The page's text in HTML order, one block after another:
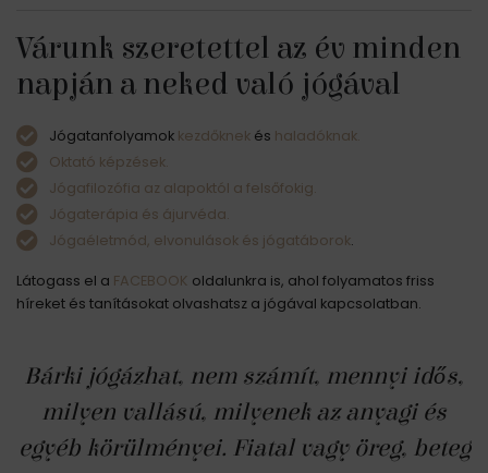
Várunk szeretettel az év minden
napján a neked való jógával
Jógatanfolyamok kezdőknek és haladóknak.
Oktató képzések.
Jógafilozófia az alapoktól a felsőfokig.
Jógaterápia és ájurvéda.
Jógaéletmód, elvonulások és jógatáborok.
Látogass el a FACEBOOK oldalunkra is, ahol folyamatos friss
híreket és tanításokat olvashatsz a jógával kapcsolatban.
Bárki jógázhat, nem számít, mennyi idős,
milyen vallású, milyenek az anyagi és
egyéb körülményei. Fiatal vagy öreg, beteg